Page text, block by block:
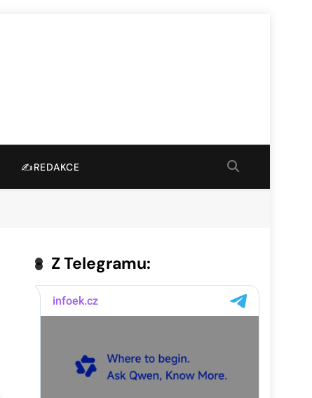
✍️REDAKCE
Z Telegramu: